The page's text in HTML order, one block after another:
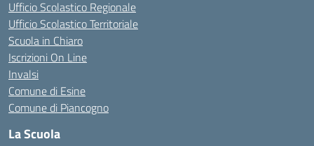
Ufficio Scolastico Regionale
Ufficio Scolastico Territoriale
Scuola in Chiaro
Iscrizioni On Line
Invalsi
Comune di Esine
Comune di Piancogno
La Scuola